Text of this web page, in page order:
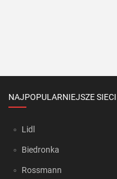
NAJPOPULARNIEJSZE SIECI
Lidl
Biedronka
Rossmann